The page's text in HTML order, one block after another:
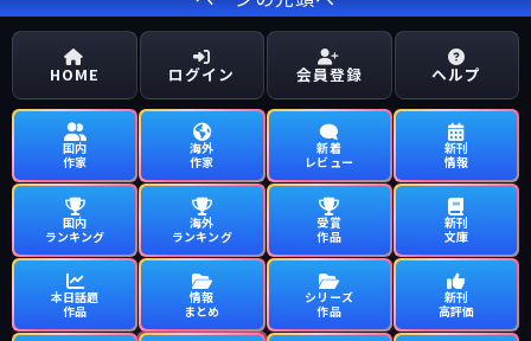
HOME ログイン 会員登録 ヘルプ
国内
作家
海外
作家
新着
レビュー
新刊
情報
国内
ランキング
海外
ランキング
受賞
作品
新刊
文庫
本日話題
作品
情報
まとめ
シリーズ
作品
新刊
高評価